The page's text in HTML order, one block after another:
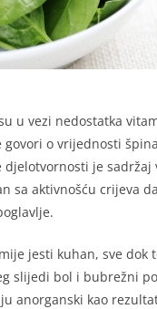
u vezi nedostatka
govori o vrijednosti
djelotvornosti je
sa aktivnošću crijeva
jesti kuhan, sve
slijedi bol i bubrežni
anorganski kao